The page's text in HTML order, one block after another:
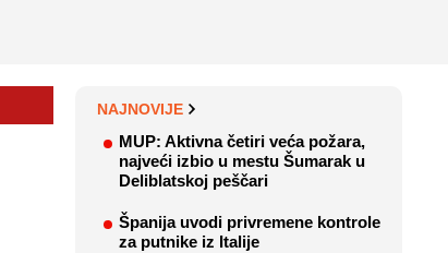
NAJNOVIJE
MUP: Aktivna četiri veća požara,
najveći izbio u mestu Šumarak u
Deliblatskoj peščari
Španija uvodi privremene kontrole
za putnike iz Italije